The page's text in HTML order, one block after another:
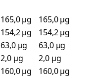
165,0 µg
165,0 µg
154,2 µg
154,2 µg
63,0 µg
63,0 µg
2,0 µg
2,0 µg
160,0 µg
160,0 µg